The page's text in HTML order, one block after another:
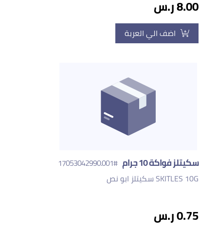
8.00 ر.س
اضف الي العربة
سكيتلز فواكة 10 جرام
#17053042990.001
SKITLES 10G سكيتلز ابو نص
0.75 ر.س